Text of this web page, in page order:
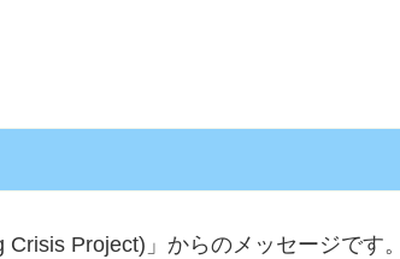
Project)」からのメッセージです。